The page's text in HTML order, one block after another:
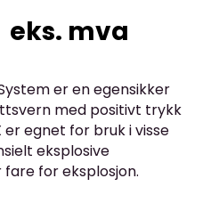
eks. mva
er en egensikker
med positivt trykk
er egnet for bruk i visse
eksplosive
for eksplosjon.